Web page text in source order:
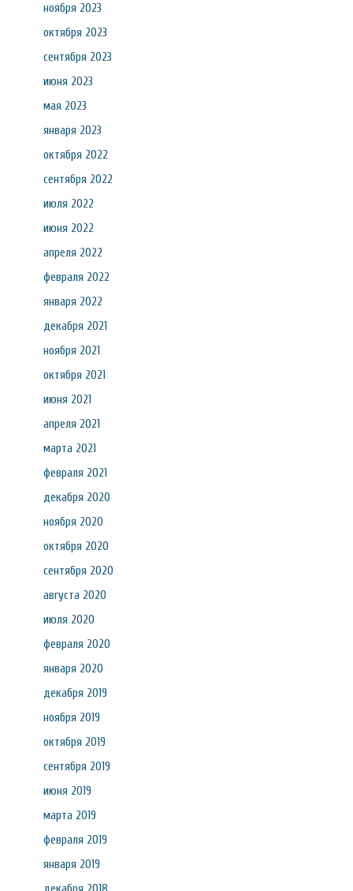
ноября 2023
октября 2023
сентября 2023
июня 2023
мая 2023
января 2023
октября 2022
сентября 2022
июля 2022
июня 2022
апреля 2022
февраля 2022
января 2022
декабря 2021
ноября 2021
октября 2021
июня 2021
апреля 2021
марта 2021
февраля 2021
декабря 2020
ноября 2020
октября 2020
сентября 2020
августа 2020
июля 2020
февраля 2020
января 2020
декабря 2019
ноября 2019
октября 2019
сентября 2019
июня 2019
марта 2019
февраля 2019
января 2019